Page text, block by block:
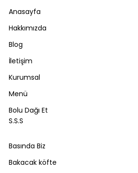
Anasayfa
Hakkımızda
Blog
İletişim
Kurumsal
Menü
Bolu Dağı Et
S.S.S
Basında Biz
Bakacak köfte